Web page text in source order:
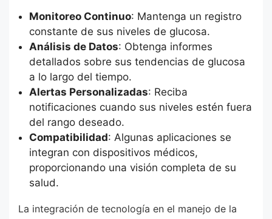
Monitoreo Continuo: Mantenga un registro
constante de sus niveles de glucosa.
Análisis de Datos: Obtenga informes
detallados sobre sus tendencias de glucosa
a lo largo del tiempo.
Alertas Personalizadas: Reciba
notificaciones cuando sus niveles estén fuera
del rango deseado.
Compatibilidad: Algunas aplicaciones se
integran con dispositivos médicos,
proporcionando una visión completa de su
salud.
La integración de tecnología en el manejo de la